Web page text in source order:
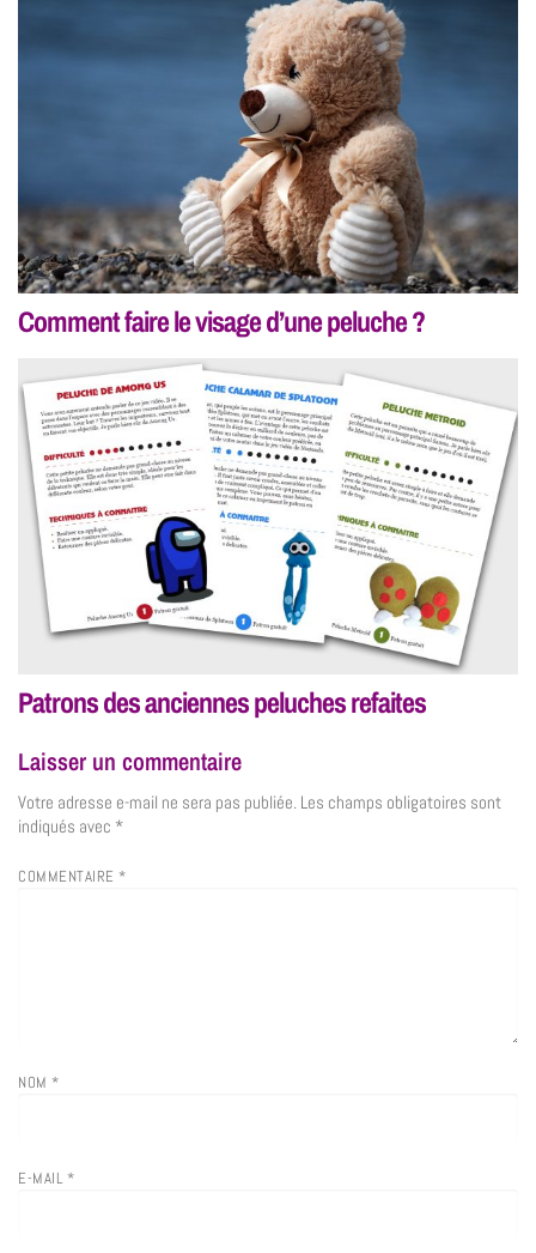
Comment faire le visage d’une peluche ?
Patrons des anciennes peluches refaites
Laisser un commentaire
Votre adresse e-mail ne sera pas publiée. Les champs obligatoires sont
indiqués avec *
COMMENTAIRE *
NOM *
E-MAIL *